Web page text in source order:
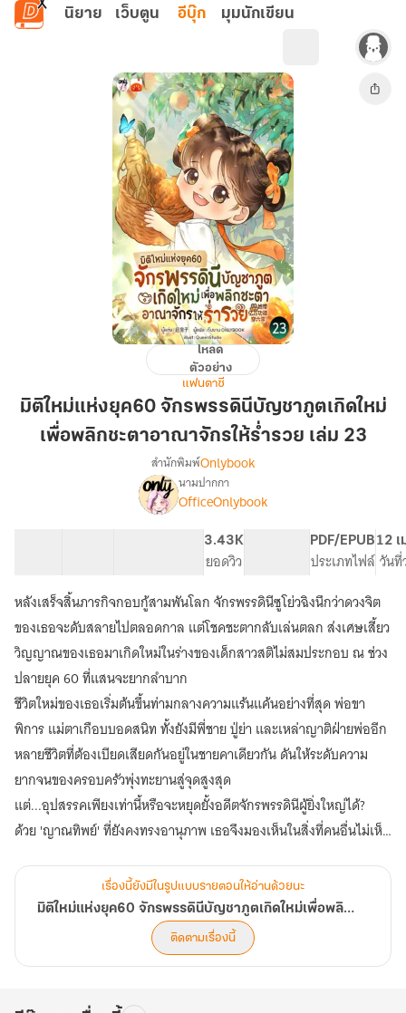
ข้ามไปยังเนื้อหาหลัก
นิยาย เว็บตูน อีบุ๊ก มุมนักเขียน
แห่ง
ยุค60
จักรพรรดิ
บัญชา
เกิด
เพื่อ
พลิก
ชะตา
อาณาจักร
ให้
ร่ำรวย
เล่ม
23
โหลด
ตัวอย่าง
แฟนตาซี
มิติใหม่แห่งยุค60 จักรพรรดินีบัญชาภูตเกิดใหม่
เพื่อพลิกชะตาอาณาจักรให้ร่ำรวย เล่ม 23
เรื่อง
มิติ
ใหม่
แห่ง
ยุค60
จักรพรรดิ
นี
บัญชา
ภูต
เกิด
พลิก
ชะตา
อาณาจักร
ให้
ร่ำรวย
สำนักพิมพ์Onlybook
นามปากกา
OfficeOnlybook
3.43K
ยอดวิว
PDF/EPUB
ประเภทไฟล์
12
วันที่
หลังเสร็จสิ้นภารกิจกอบกู้สามพันโลก จักรพรรดินีซูโย่วฉิงนึกว่าดวงจิต
ของเธอจะดับสลายไปตลอดกาล แต่โชคชะตากลับเล่นตลก ส่งเศษเสี้ยว
วิญญาณของเธอมาเกิดใหม่ในร่างของเด็กสาวสติไม่สมประกอบ ณ ช่วง
ปลายยุค 60 ที่แสนจะยากลำบาก
ชีวิตใหม่ของเธอเริ่มต้นขึ้นท่ามกลางความแร้นแค้นอย่างที่สุด พ่อขา
พิการ แม่ตาเกือบบอดสนิท ทั้งยังมีพี่ชาย ปู่ย่า และเหล่าญาติฝ่ายพ่ออีก
หลายชีวิตที่ต้องเบียดเสียดกันอยู่ในชายคาเดียวกัน ดันให้ระดับความ
ยากจนของครอบครัวพุ่งทะยานสู่จุดสูงสุด
แต่...อุปสรรคเพียงเท่านี้หรือจะหยุดยั้งอดีตจักรพรรดินีผู้ยิ่งใหญ่ได้?
ด้วย 'ญาณทิพย์' ที่ยังคงทรงอานุภาพ เธอจึงมองเห็นในสิ่งที่คนอื่นไม่เห็น
หรือเห็ดหลินจือในป่าลึก ล้วนถูกเปิดเผยตำแหน่งโดยเหล่าภูตพรายที่สิ้น
หนทางบำเพ็ญเพียร พวกเขาพร้อมจะชี้ทางให้...เพื่อแลกกับอนาคตที่ดี
ตอนนี้ การเดินทางเพื่อพลิกชะตาสู่ความมั่งคั่งและกอบกู้ครอบครัวให้
เรื่องนี้ยังมีในรูปแบบรายตอนให้อ่านด้วยนะ
มิติใหม่แห่งยุค60 จักรพรรดินีบัญชาภูตเกิดใหม่เพื่อพลิกชะตาอาณาจักรให้ร่ำรวย
ติดตามเรื่องนี้